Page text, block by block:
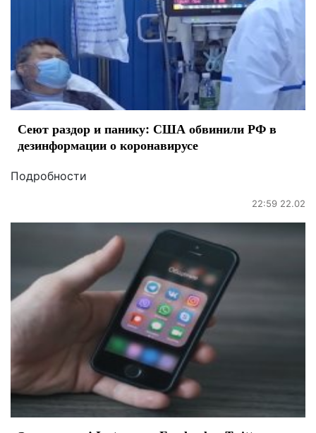
Сеют раздор и панику: США обвинили РФ в
дезинформации о коронавирусе
Подробности
22:59 22.02